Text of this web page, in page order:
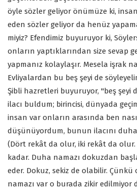
öyle sözler geliyor önümüze ki,
eden sözler geliyor da henüz
miyiz? Efendimiz buyuruyor ki,
onların yaptıklarından size sevap
yapmanız kolaylaşır. Mesela işrak
Evliyalardan bu beş şeyi de
Şibli hazretleri buyuruyor, "beş şeyi
ilacı buldum; birincisi, dünyada
insan var onların arasında ben
düşünüyordum, bunun ilacını
(Dört rekât da olur, iki rekât da olur.
kadar. Duha namazı dokuzdan
eder. Dokuz, sekiz de olabilir. Çünkü
namazı var o burada zikir edilmiyor